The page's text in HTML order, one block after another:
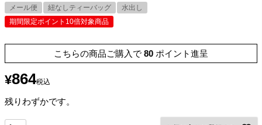
メール便 紐なしティーバッグ
水出し
期間限定ポイント10倍対象商品
こちらの商品ご購入で 80 ポイント進呈
¥864税込
残りわずかです。